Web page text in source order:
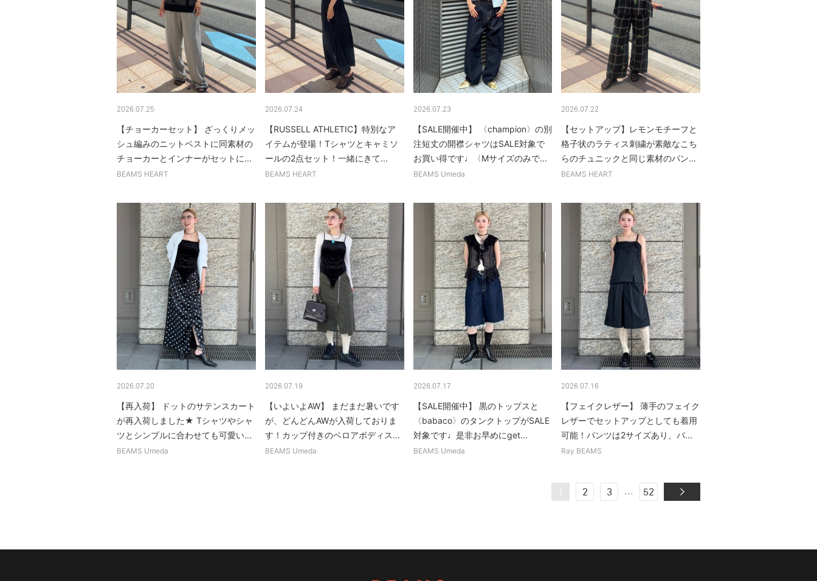
2026.07.25
【チョーカーセット】 ざっくりメッ
シュ編みのニットベストに同素材の
チョーカーとインナーがセットに...
BEAMS HEART
2026.07.24
【RUSSELL ATHLETIC】特別なア
イテムが登場！Tシャツとキャミソ
ールの2点セット！一緒にきて...
BEAMS HEART
2026.07.23
【SALE開催中】 〈champion〉の別
注短丈の開襟シャツはSALE対象で
お買い得です♩〈Mサイズのみで...
BEAMS Umeda
2026.07.22
【セットアップ】レモンモチーフと
格子状のラティス刺繍が素敵なこち
らのチュニックと同じ素材のパン...
BEAMS HEART
2026.07.20
【再入荷】 ドットのサテンスカート
が再入荷しました★ Tシャツやシャ
ツとシンプルに合わせても可愛い...
BEAMS Umeda
2026.07.19
【いよいよAW】 まだまだ暑いです
が、どんどんAWが入荷しておりま
す！カップ付きのベロアボディス...
BEAMS Umeda
2026.07.17
【SALE開催中】 黒のトップスと
〈babaco〉のタンクトップがSALE
対象です♩是非お早めにget...
BEAMS Umeda
2026.07.16
【フェイクレザー】 薄手のフェイク
レザーでセットアップとしても着用
可能！パンツは2サイズあり、バ...
Ray BEAMS
1 2 3 ... 52